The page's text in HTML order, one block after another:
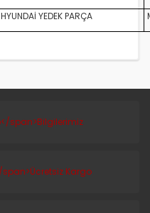
HYUNDAİ YEDEK PARÇA